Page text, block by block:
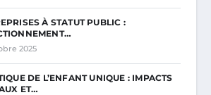
À STATUT PUBLIC :
2025
DE L’ENFANT UNIQUE : IMPACTS
ET…